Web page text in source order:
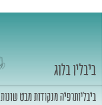
ביבליו בלוג
ביבליותרפיה מנקודות מבט שונות